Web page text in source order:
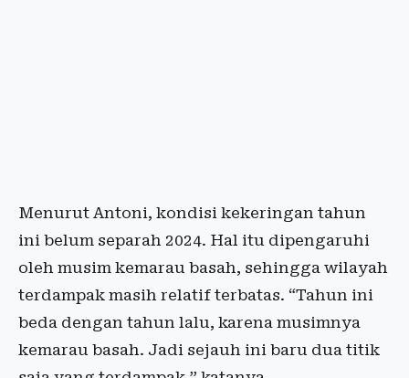
Menurut Antoni, kondisi kekeringan tahun
ini belum separah 2024. Hal itu dipengaruhi
oleh musim kemarau basah, sehingga wilayah
terdampak masih relatif terbatas. “Tahun ini
beda dengan tahun lalu, karena musimnya
kemarau basah. Jadi sejauh ini baru dua titik